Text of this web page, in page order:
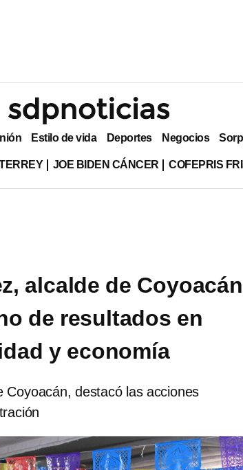
Estilo de vida Deportes Negocios
JOE BIDEN CÁNCER COFEPRIS
alcalde de
de resultados en
y economía
Coyoacán, destacó las acciones